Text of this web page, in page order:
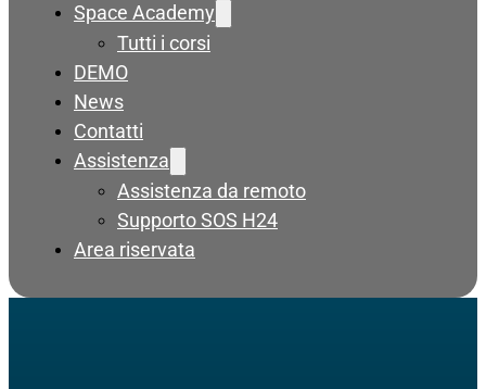
Space Academy
Tutti i corsi
DEMO
News
Contatti
Assistenza
Assistenza da remoto
Supporto SOS H24
Area riservata